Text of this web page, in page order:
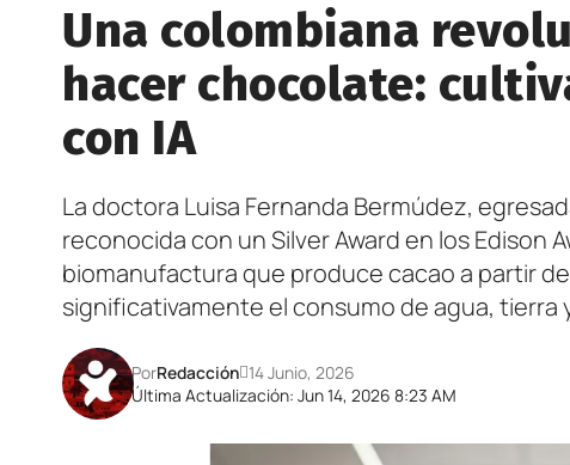
Una colombiana
hacer chocolate:
con IA
La doctora Luisa Fernanda Bermúdez,
reconocida con un Silver Award en los Edison
biomanufactura que produce cacao a partir
significativamente el consumo de agua, tierra
Última Actualización: Jun 14, 2026 8:23 AM
PorRedacción 14 Junio, 2026